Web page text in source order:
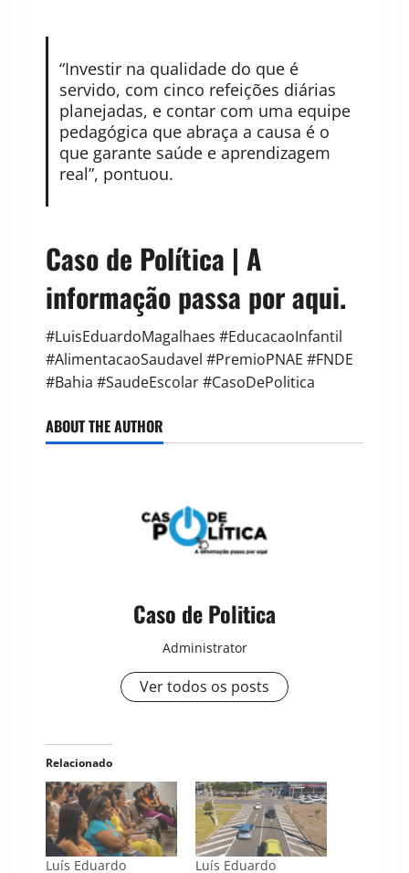
“Investir na qualidade do que é
servido, com cinco refeições diárias
planejadas, e contar com uma equipe
pedagógica que abraça a causa é o
que garante saúde e aprendizagem
real”, pontuou.
Caso de Política | A
informação passa por aqui.
#LuisEduardoMagalhaes #EducacaoInfantil
#AlimentacaoSaudavel #PremioPNAE #FNDE
#Bahia #SaudeEscolar #CasoDePolitica
ABOUT THE AUTHOR
Caso de Politica
Administrator
Ver todos os posts
Relacionado
Luís Eduardo Luís Eduardo